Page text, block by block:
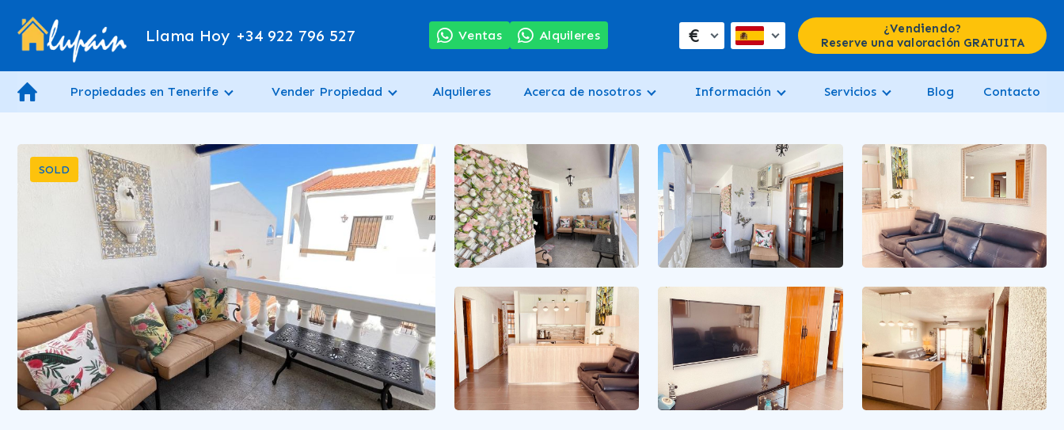
Llama Hoy +34 922 796 527 Ventas Alquileres €
¿Vendiendo?
Reserve una valoración GRATUITA
Propiedades en Tenerife Vender Propiedad Alquileres Acerca de nosotros Información Servicios Blog Contacto
SOLD